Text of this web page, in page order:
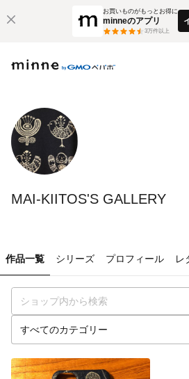
お買いものがもっとお得に
minneのアプリ
3万件以上
MAI-KIITOS'S GALLERY
作品一覧 シリーズ プロフィール レ